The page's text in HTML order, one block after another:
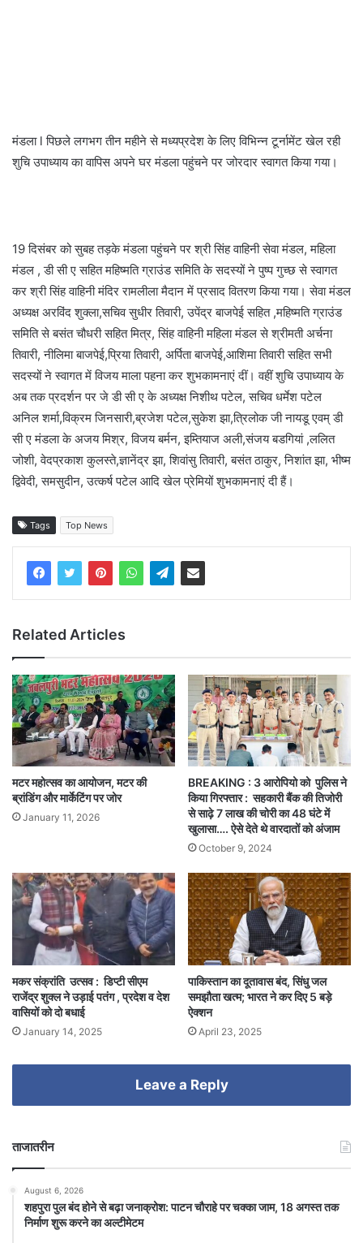
मंडला l पिछले लगभग तीन महीने से मध्यप्रदेश के लिए विभिन्न टूर्नामेंट खेल रही
शुचि उपाध्याय का वापिस अपने घर मंडला पहुंचने पर जोरदार स्वागत किया गया।
19 दिसंबर को सुबह तड़के मंडला पहुंचने पर श्री सिंह वाहिनी सेवा मंडल, महिला
मंडल , डी सी ए सहित महिष्मति ग्राउंड समिति के सदस्यों ने पुष्प गुच्छ से स्वागत
कर श्री सिंह वाहिनी मंदिर रामलीला मैदान में प्रसाद वितरण किया गया। सेवा मंडल
अध्यक्ष अरविंद शुक्ला,सचिव सुधीर तिवारी, उपेंद्र बाजपेई सहित ,महिष्मति ग्राउंड
समिति से बसंत चौधरी सहित मित्र, सिंह वाहिनी महिला मंडल से श्रीमती अर्चना
तिवारी, नीलिमा बाजपेई,प्रिया तिवारी, अर्पिता बाजपेई,आशिमा तिवारी सहित सभी
सदस्यों ने स्वागत में विजय माला पहना कर शुभकामनाएं दीं। वहीं शुचि उपाध्याय के
अब तक प्रदर्शन पर जे डी सी ए के अध्यक्ष निशीथ पटेल, सचिव धर्मेश पटेल
अनिल शर्मा,विक्रम जिनसारी,ब्रजेश पटेल,सुकेश झा,त्रिलोक जी नायडू एवम् डी
सी ए मंडला के अजय मिश्र, विजय बर्मन, इम्तियाज अली,संजय बडगियां ,ललित
जोशी, वेदप्रकाश कुलस्ते,ज्ञानेंद्र झा, शिवांसु तिवारी, बसंत ठाकुर, निशांत झा, भीष्म
द्विवेदी, समसुदीन, उत्कर्ष पटेल आदि खेल प्रेमियों शुभकामनाएं दी हैं।
Tags Top News
Related Articles
मटर महोत्सव का आयोजन, मटर की
ब्रांडिंग और मार्केटिंग पर जोर
January 11, 2026
BREAKING : 3 आरोपियो को पुलिस ने
किया गिरफ्तार : सहकारी बैंक की तिजोरी
से साढ़े 7 लाख की चोरी का 48 घंटे में
खुलासा…. ऐसे देते थे वारदातों को अंजाम
October 9, 2024
मकर संक्रांति उत्सव : डिप्टी सीएम
राजेंद्र शुक्ल ने उड़ाई पतंग , प्रदेश व देश
वासियों को दो बधाई
January 14, 2025
पाकिस्तान का दूतावास बंद, सिंधु जल
समझौता खत्म; भारत ने कर दिए 5 बड़े
ऐक्शन
April 23, 2025
Leave a Reply
ताजातरीन
August 6, 2026
शहपुरा पुल बंद होने से बढ़ा जनाक्रोश: पाटन चौराहे पर चक्का जाम, 18 अगस्त तक
निर्माण शुरू करने का अल्टीमेटम